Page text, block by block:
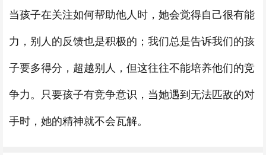
当孩子在关注如何帮助他人时，她会觉得自己很有能
力，别人的反馈也是积极的；我们总是告诉我们的孩
子要多得分，超越别人，但这往往不能培养他们的竞
争力。只要孩子有竞争意识，当她遇到无法匹敌的对
手时，她的精神就不会瓦解。